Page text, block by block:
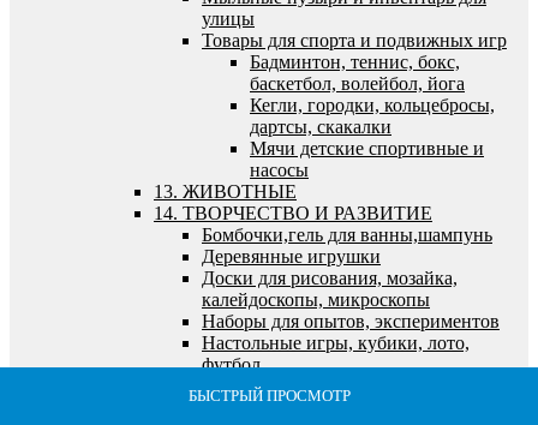
БЫСТРЫЙ ПРОСМОТР
БЫСТРЫЙ ПРОСМОТР
БЫСТРЫЙ ПРОСМОТР
БЫСТРЫЙ ПРОСМОТР
БЫСТРЫЙ ПРОСМОТР
улицы
Товары для спорта и подвижных игр
Бадминтон, теннис, бокс,
баскетбол, волейбол, йога
Кегли, городки, кольцебросы,
дартсы, скакалки
Мячи детские спортивные и
насосы
13. ЖИВОТНЫЕ
14. ТВОРЧЕСТВО И РАЗВИТИЕ
Бомбочки,гель для ванны,шампунь
Деревянные игрушки
Доски для рисования, мозайка,
калейдоскопы, микроскопы
Наборы для опытов, экспериментов
Настольные игры, кубики, лото,
футбол
Игры детские, семейные,
экономические